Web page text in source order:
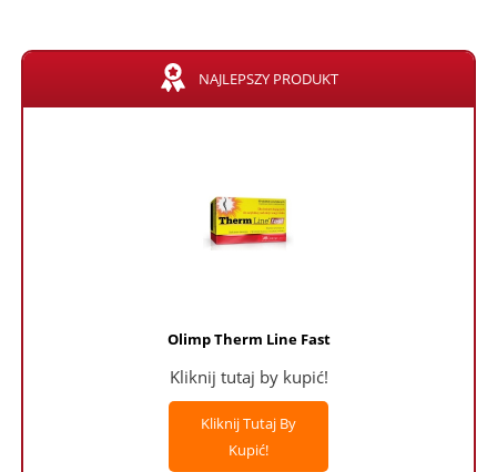
NAJLEPSZY PRODUKT
Olimp Therm Line Fast
Kliknij tutaj by kupić!
Kliknij Tutaj By
Kupić!